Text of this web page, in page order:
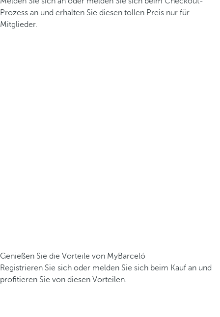
Prozess an und erhalten Sie diesen tollen Preis nur für
Mitglieder.
Genießen Sie die Vorteile von MyBarceló
Registrieren Sie sich oder melden Sie sich beim Kauf an und
profitieren Sie von diesen Vorteilen.